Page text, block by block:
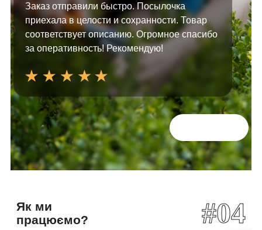
Заказ отправили быстро. Посылочка
приехала в целости и сохранности. Товар
соответствует описанию. Огромное спасибо
за оперативность! Рекомендую!
Як ми
працюємо?
#04